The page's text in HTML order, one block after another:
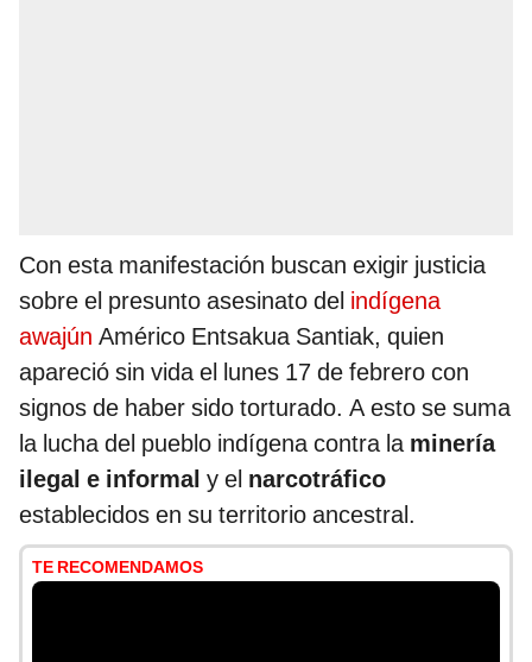
Con esta manifestación buscan exigir justicia
sobre el presunto asesinato del indígena
awajún Américo Entsakua Santiak, quien
apareció sin vida el lunes 17 de febrero con
signos de haber sido torturado. A esto se suma
la lucha del pueblo indígena contra la minería
ilegal e informal y el narcotráfico
establecidos en su territorio ancestral.
TE RECOMENDAMOS